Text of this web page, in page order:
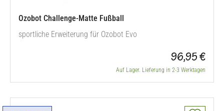
Ozobot Challenge-Matte Fußball
sportliche Erweiterung für Ozobot Evo
96,95 €
Auf Lager. Lieferung in 2-3 Werktagen